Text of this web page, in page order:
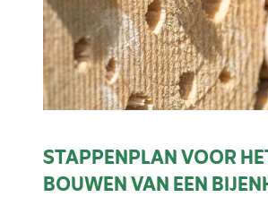
STAPPENPLAN VOOR
BOUWEN VAN EEN